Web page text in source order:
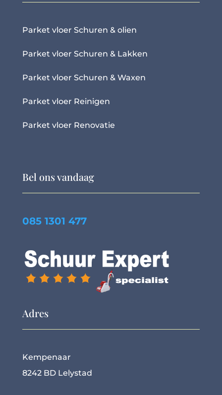
Parket vloer Schuren & olien
Parket vloer Schuren & Lakken
Parket vloer Schuren & Waxen
Parket vloer Reinigen
Parket vloer Renovatie
Bel ons vandaag
085 1301 477
Adres
Kempenaar
8242 BD Lelystad